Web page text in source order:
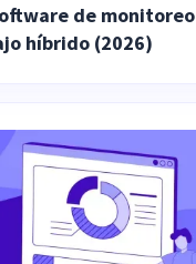
de
híbrido (2026)